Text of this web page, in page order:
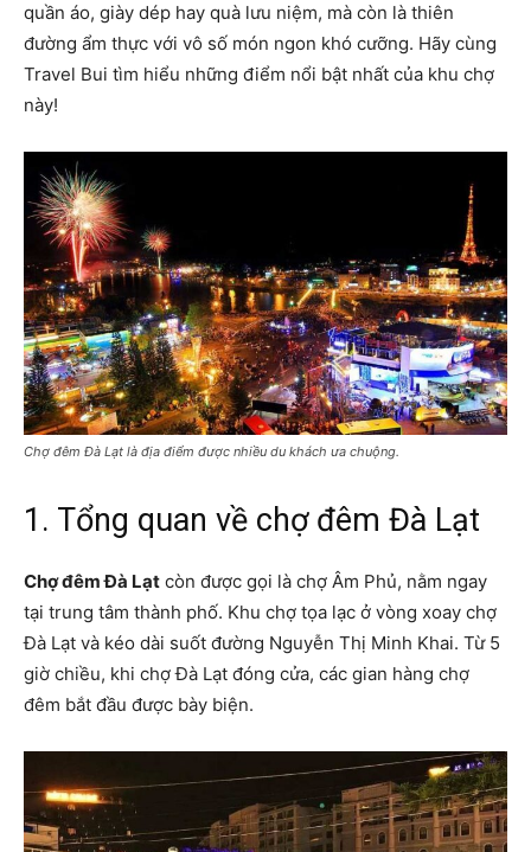
quần áo, giày dép hay quà lưu niệm, mà còn là thiên
đường ẩm thực với vô số món ngon khó cưỡng. Hãy cùng
Travel Bui tìm hiểu những điểm nổi bật nhất của khu chợ
này!
Chợ đêm Đà Lạt là địa điểm được nhiều du khách ưa chuộng.
1. Tổng quan về chợ đêm Đà Lạt
Chợ đêm Đà Lạt còn được gọi là chợ Âm Phủ, nằm ngay
tại trung tâm thành phố. Khu chợ tọa lạc ở vòng xoay chợ
Đà Lạt và kéo dài suốt đường Nguyễn Thị Minh Khai. Từ 5
giờ chiều, khi chợ Đà Lạt đóng cửa, các gian hàng chợ
đêm bắt đầu được bày biện.